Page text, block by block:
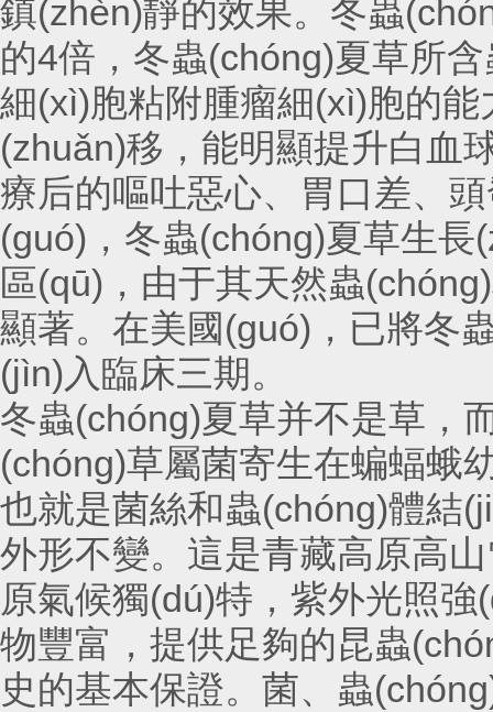
鎮(zhèn)靜的效果。冬蟲
的4倍，冬蟲(chóng)夏草
細(xì)胞粘附腫瘤細(xì)胞的能
(zhuǎn)移，能明顯提升白血
療后的嘔吐惡心、胃口差、頭
(guó)，冬蟲(chóng)夏草
區(qū)，由于其天然蟲
顯著。在美國(guó)，已
(jìn)入臨床三期。
冬蟲(chóng)夏草并不是草
(chóng)草屬菌寄生在蝙蝠蛾
也就是菌絲和蟲(chóng)體結
外形不變。這是青藏高原高
原氣候獨(dú)特，紫外光照
物豐富，提供足夠的昆蟲
史的基本保證。菌、蟲